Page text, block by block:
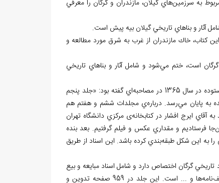
به سرزمينهاي گيلان، مازندران و گرگان را معرفي
آثار و بناهاي تاريخي گيلان بيه پیش است.
كتاب، خاك مازندران از غرب به شرق مورد مطالعه و
گرگان است، ختم ميشود و شامل آثار و بناهاي تاريخي
در مصاحبه
اي گفته بود: «جلد پنجم
به پايان ميرسد. دربارهي مجلدات ششم و هفتم هم
ايرج افشار در كتابخانهی مركزي دانشگاه تهران
جا فرستاديم و مقداري عكس و فيلم گرفتيم. بعد بنده
را به اين شكل طبقهبندي كرده باشد. اين اسناد از طريق
تاريخي گرگان اختصاص دارد و شامل اسناد مبايعه و بيع
نامه
ها و ... است. این جلد در 959 صفحه تدوين و